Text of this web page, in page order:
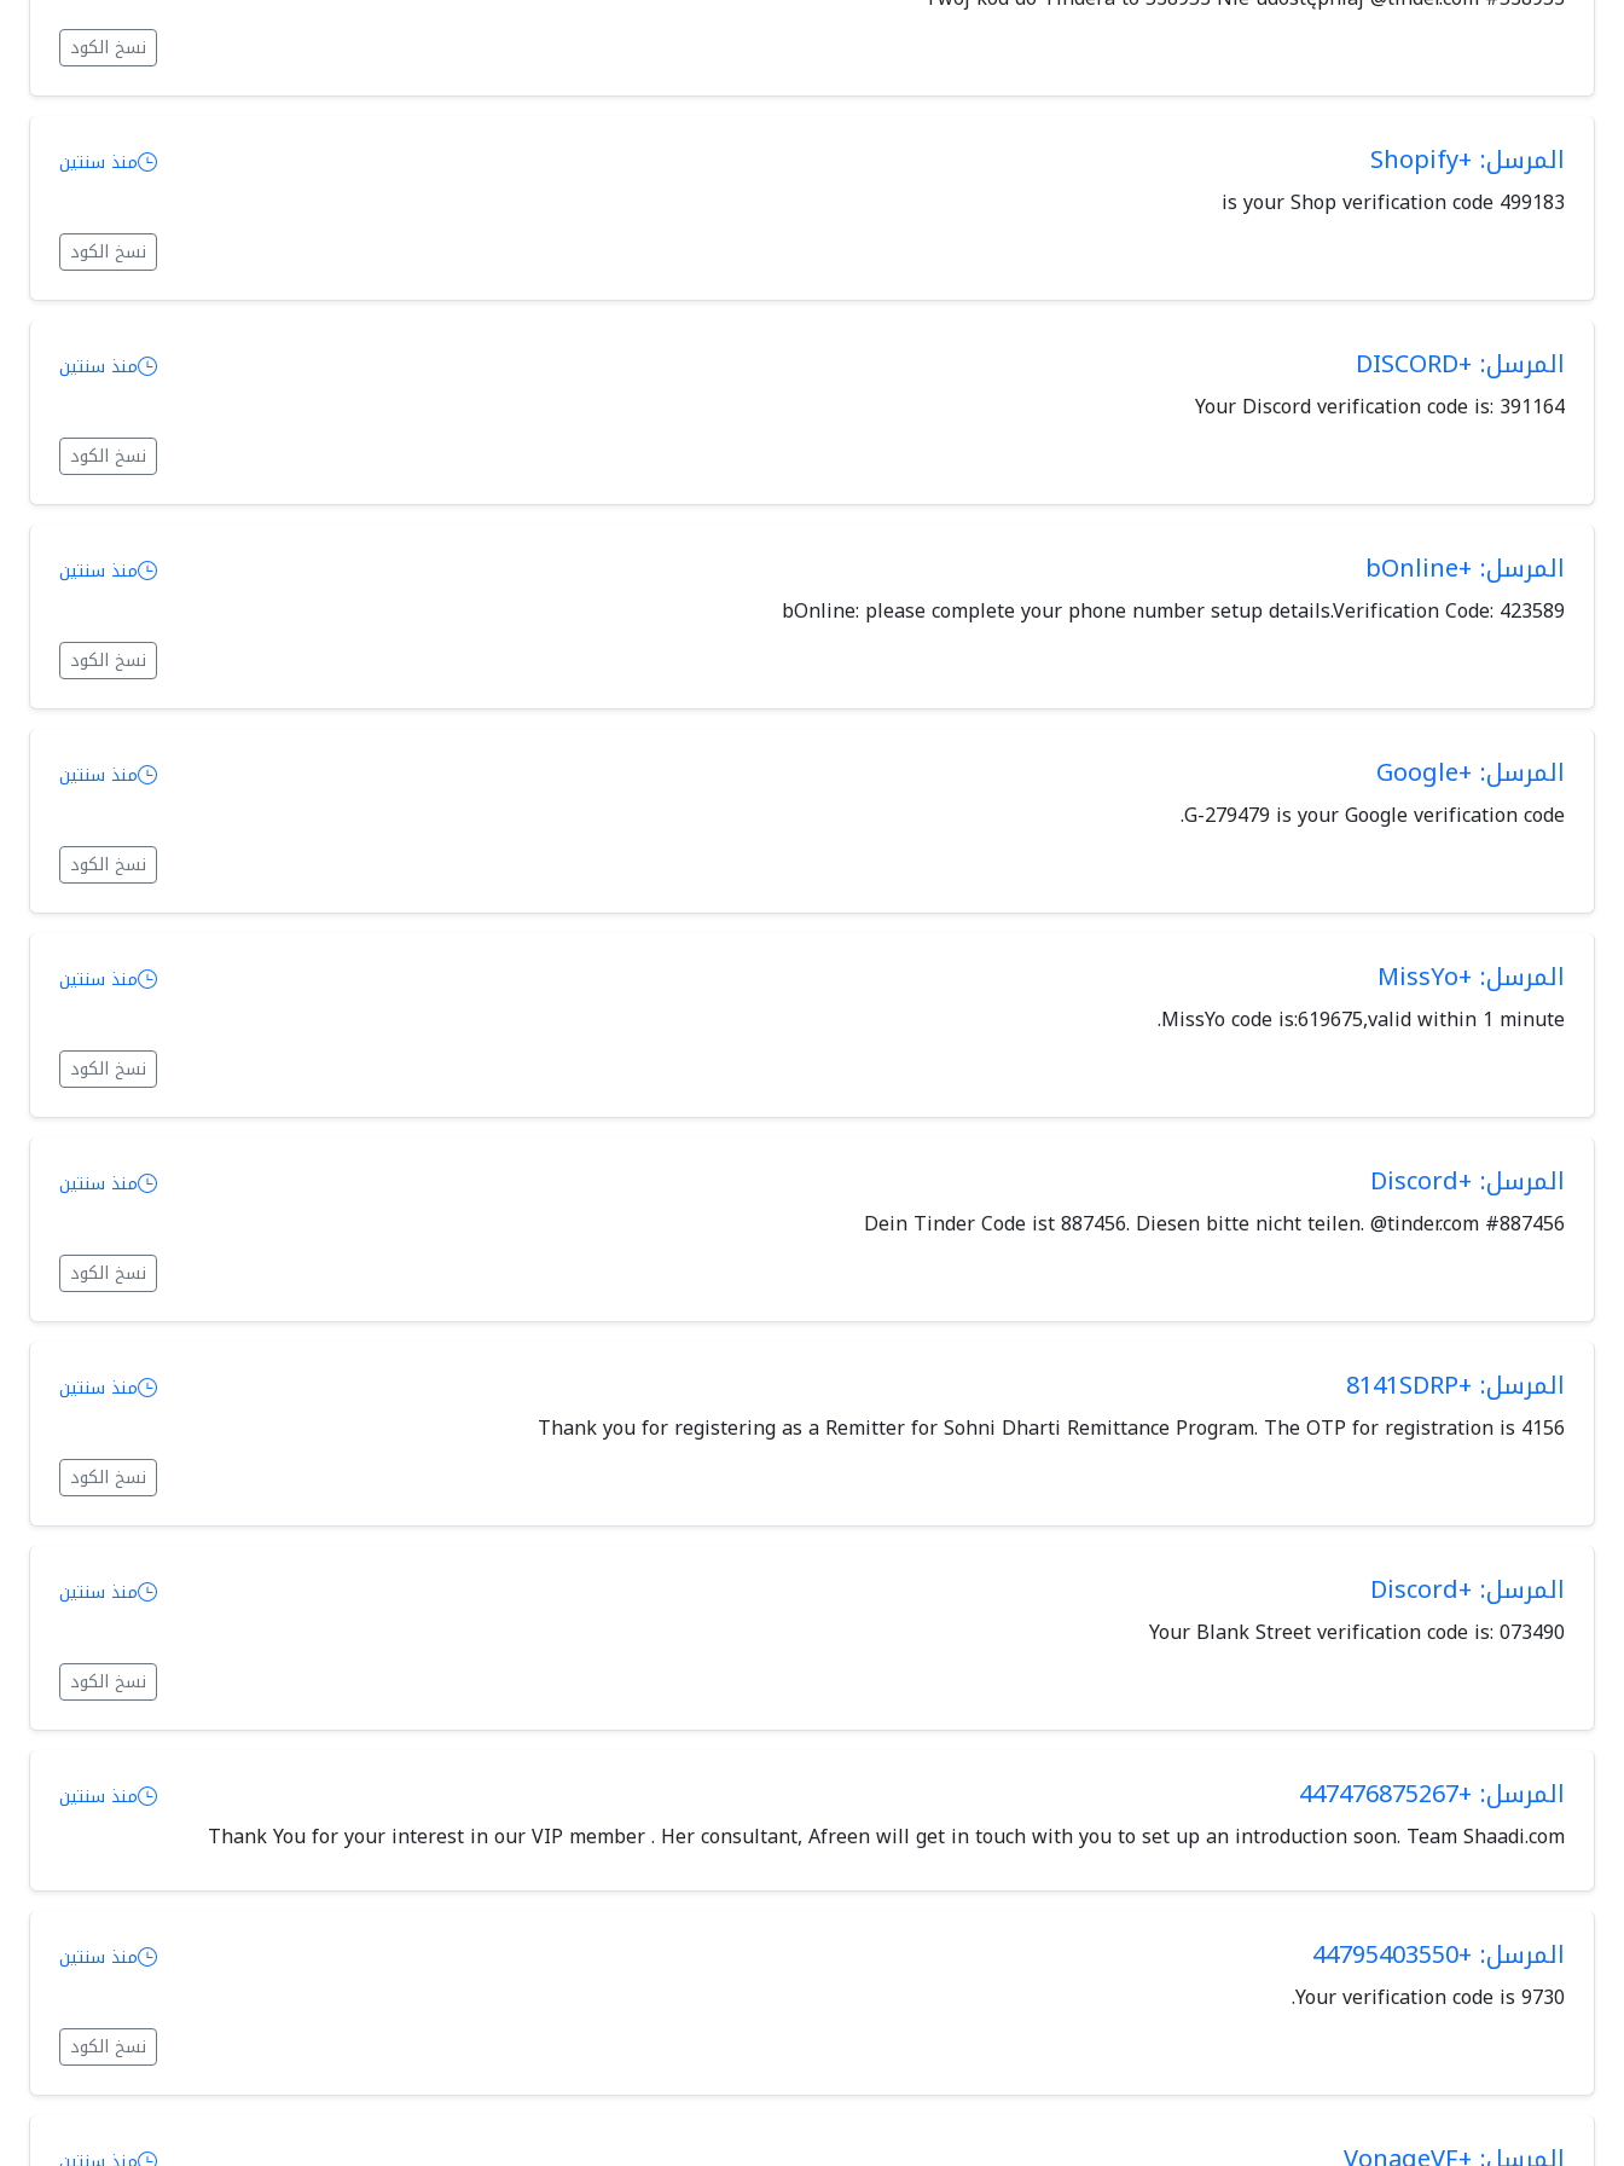
نسخ الكود
المرسل: +Shopify منذ سنتين
499183 is your Shop verification code
نسخ الكود
المرسل: +DISCORD منذ سنتين
Your Discord verification code is: 391164
نسخ الكود
المرسل: +bOnline منذ سنتين
bOnline: please complete your phone number setup details.Verification Code: 423589
نسخ الكود
المرسل: +Google منذ سنتين
G-279479 is your Google verification code.
نسخ الكود
المرسل: +MissYo منذ سنتين
MissYo code is:619675,valid within 1 minute.
نسخ الكود
المرسل: +Discord منذ سنتين
Dein Tinder Code ist 887456. Diesen bitte nicht teilen. @tinder.com #887456
نسخ الكود
المرسل: +8141SDRP منذ سنتين
Thank you for registering as a Remitter for Sohni Dharti Remittance Program. The OTP for registration is 4156
نسخ الكود
المرسل: +Discord منذ سنتين
Your Blank Street verification code is: 073490
نسخ الكود
المرسل: +447476875267 منذ سنتين
Thank You for your interest in our VIP member . Her consultant, Afreen will get in touch with you to set up an introduction soon. Team Shaadi.com
المرسل: +44795403550 منذ سنتين
Your verification code is 9730.
نسخ الكود